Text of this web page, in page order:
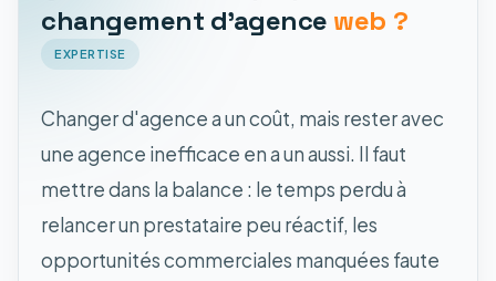
changement d'agence web ?
EXPERTISE
Changer d'agence a un coût, mais rester avec
une agence inefficace en a un aussi. Il faut
mettre dans la balance : le temps perdu à
relancer un prestataire peu réactif, les
opportunités commerciales manquées faute